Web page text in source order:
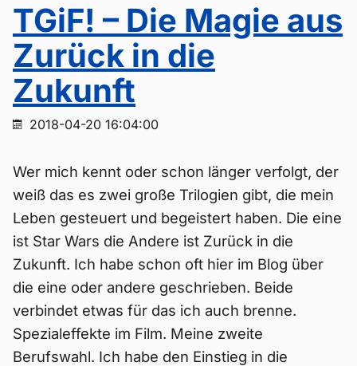
TGiF! – Die Magie aus
Zurück in die
Zukunft
2018-04-20 16:04:00
Wer mich kennt oder schon länger verfolgt, der
weiß das es zwei große Trilogien gibt, die mein
Leben gesteuert und begeistert haben. Die eine
ist Star Wars die Andere ist Zurück in die
Zukunft. Ich habe schon oft hier im Blog über
die eine oder andere geschrieben. Beide
verbindet etwas für das ich auch brenne.
Spezialeffekte im Film. Meine zweite
Berufswahl. Ich habe den Einstieg in die